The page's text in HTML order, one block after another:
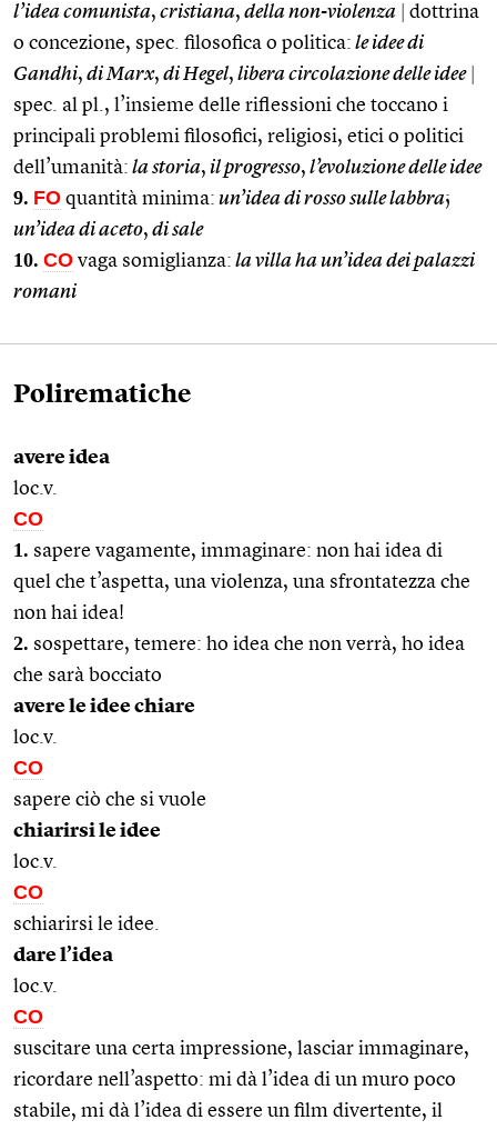
l’idea comunista, cristiana, della non-violenza
dottrina
o concezione, spec. filosofica o politica: le idee di
Gandhi, di Marx, di Hegel, libera circolazione delle idee
spec. al pl., l’insieme delle riflessioni che toccano i
principali problemi filosofici, religiosi, etici o politici
dell’umanità: la storia, il progresso, l’evoluzione delle idee
9. FO quantità minima: un’idea di rosso sulle labbra;
un’idea di aceto, di sale
10. CO vaga somiglianza: la villa ha un’idea dei palazzi
romani
Polirematiche
avere idea
loc.v.
CO
1. sapere vagamente, immaginare: non hai idea di
quel che t’aspetta, una violenza, una sfrontatezza che
non hai idea!
2. sospettare, temere: ho idea che non verrà, ho idea
che sarà bocciato
avere le idee chiare
loc.v.
CO
sapere ciò che si vuole
chiarirsi le idee
loc.v.
CO
schiarirsi le idee.
dare l’idea
loc.v.
CO
suscitare una certa impressione, lasciar immaginare,
ricordare nell’aspetto: mi dà l’idea di un muro poco
stabile, mi dà l’idea di essere un film divertente, il